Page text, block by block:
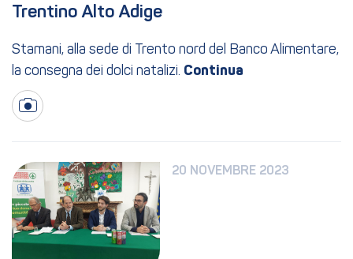
Trentino Alto Adige
Stamani, alla sede di Trento nord del Banco Alimentare,
la consegna dei dolci natalizi.
20 NOVEMBRE 2023